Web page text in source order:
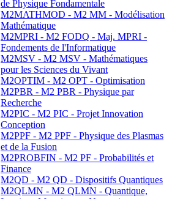
de Physique Fondamentale
M2MATHMOD - M2 MM - Modélisation
Mathématique
M2MPRI - M2 FODQ - Maj. MPRI -
Fondements de l'Informatique
M2MSV - M2 MSV - Mathématiques
pour les Sciences du Vivant
M2OPTIM - M2 OPT - Optimisation
M2PBR - M2 PBR - Physique par
Recherche
M2PIC - M2 PIC - Projet Innovation
Conception
M2PPF - M2 PPF - Physique des Plasmas
et de la Fusion
M2PROBFIN - M2 PF - Probabilités et
Finance
M2QD - M2 QD - Dispositifs Quantiques
M2QLMN - M2 QLMN - Quantique,